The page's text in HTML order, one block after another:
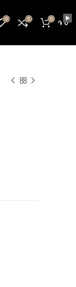
0 0 0 ֏0